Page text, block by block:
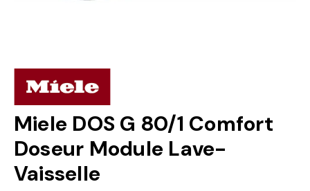
Miele DOS G 80/1 Comfort
Doseur Module Lave-
Vaisselle